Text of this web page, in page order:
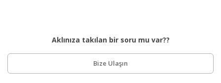
Aklınıza takılan bir soru mu var??
Bize Ulaşın